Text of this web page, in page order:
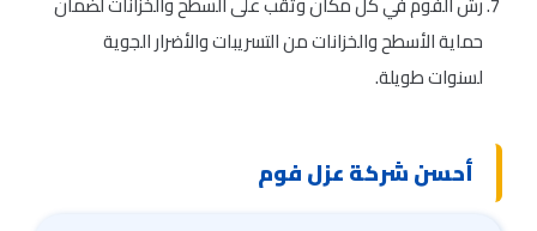
حماية الأسطح والخزانات من التسريبات والأضرار الجوية
لسنوات طويلة.
أحسن شركة عزل فوم